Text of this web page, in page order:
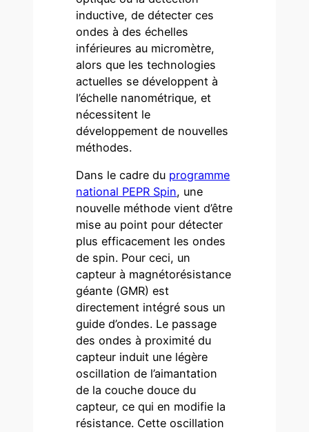
inductive, de détecter ces
ondes à des échelles
inférieures au micromètre,
alors que les technologies
actuelles se développent à
l’échelle nanométrique, et
nécessitent le
développement de nouvelles
méthodes.
Dans le cadre du programme
national PEPR Spin, une
nouvelle méthode vient d’être
mise au point pour détecter
plus efficacement les ondes
de spin. Pour ceci, un
capteur à magnétorésistance
géante (GMR) est
directement intégré sous un
guide d’ondes. Le passage
des ondes à proximité du
capteur induit une légère
oscillation de l’aimantation
de la couche douce du
capteur, ce qui en modifie la
résistance. Cette oscillation